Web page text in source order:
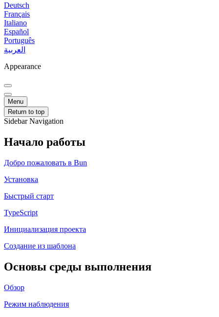
Deutsch
Français
Italiano
Español
Português
العربية
Appearance
Menu
Return to top
Sidebar Navigation
Начало работы
Добро пожаловать в Bun
Установка
Быстрый старт
TypeScript
Инициализация проекта
Создание из шаблона
Основы среды выполнения
Обзор
Режим наблюдения